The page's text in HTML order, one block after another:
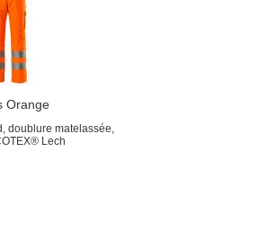
Orange
doublure matelassée,
Lech